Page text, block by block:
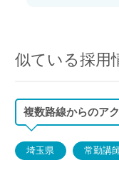
似ている採用
複数路線からのア
埼玉県 常勤講